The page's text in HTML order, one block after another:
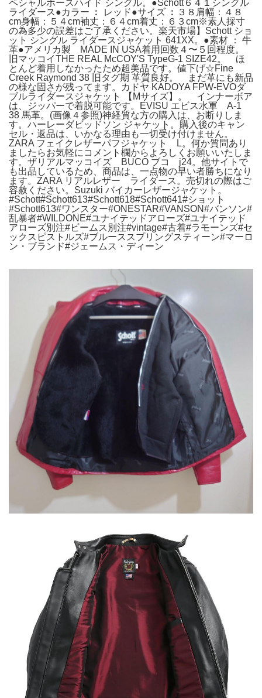
ペシャルホースハイド シングル。●Schott６４１シングル
ライダース●カラー ︰ レッド●サイズ ︰３８肩幅：４８
cm身幅：５４cm袖丈：６４cm着丈：６３cm※素人採寸
の為多少の誤差はご了承ください。楽天市場】Schott ショ
ット シングル ライダースジャケット 641XX。●素材 ： 牛
革●アメリカ製 MADE IN USA着用回数４〜５回程度。
旧マッコイTHE REAL McCOY'S TypeG-1 SIZE42。 ほ
とんど着用しなかったため超美品です。値下げ☆Fine
Creek Raymond 38 旧タグ期 革質良好。 まだ革にも新品
の様な固さが残ってます。カドヤ KADOYA FPW-EVOダ
ブルライダースジャケット 【Mサイズ】。 インナーボア
は、ジッパーで着脱可能です。EVISU エビス水軍 A-1
38 馬革。(画像４参照)神経質な方の購入は、お断りしま
す。ハーレーダビッドソン ジャケット。購入後のキャン
セル・返品は、いかなる理由も一切受け付けません。
ZARA フェイクレザーパフジャケット L。何か質問あり
ましたらお気軽にコメント欄からよろしくお願いいたしま
す。ザリアルマッコイズ BUCO ブコ j24。他サイトで
も出品しているため、商品は、一点物の早い者勝ちになり
ます。ZARA リアルレザー ライダース。売切れの際はご
容赦ください。Suzuki バイカーレザージャケット。
#Schott#Schott613#Schott618#Schott641#ショット
#Schott613#ワンスター#ONESTAR#VANSON#バンソン#
乱暴者#WILDONE#ユナイテッドアローズ#ユナイテッド
アローズ別注#ビームス別注#vintage#古着#ラモーンズ#セ
ックスピストルズ#ブルーススプリングスティーン#マーロ
ン・ブランド#ジェームス・ディーン